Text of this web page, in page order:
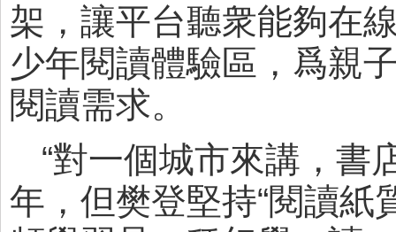
架，讓平台聽衆能夠在
少年閱讀體驗區，爲親
閱讀需求。
“對一個城市來講，書
年，但樊登堅持“閱讀紙